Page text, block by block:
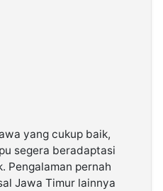
yang cukup baik,
segera beradaptasi
Pengalaman pernah
Jawa Timur lainnya